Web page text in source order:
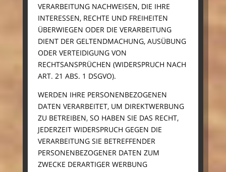
VERARBEITUNG NACHWEISEN, DIE IHRE
INTERESSEN, RECHTE UND FREIHEITEN
ÜBERWIEGEN ODER DIE VERARBEITUNG
DIENT DER GELTENDMACHUNG, AUSÜBUNG
ODER VERTEIDIGUNG VON
RECHTSANSPRÜCHEN (WIDERSPRUCH NACH
ART. 21 ABS. 1 DSGVO).
WERDEN IHRE PERSONENBEZOGENEN
DATEN VERARBEITET, UM DIREKTWERBUNG
ZU BETREIBEN, SO HABEN SIE DAS RECHT,
JEDERZEIT WIDERSPRUCH GEGEN DIE
VERARBEITUNG SIE BETREFFENDER
PERSONENBEZOGENER DATEN ZUM
ZWECKE DERARTIGER WERBUNG